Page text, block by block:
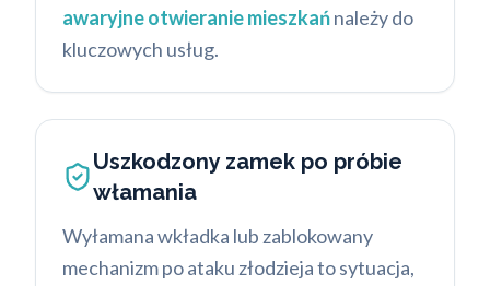
awaryjne otwieranie mieszkańnależy do
kluczowych usług.
Uszkodzony zamek po próbie
włamania
Wyłamana wkładka lub zablokowany
mechanizm po ataku złodzieja to sytuacja,